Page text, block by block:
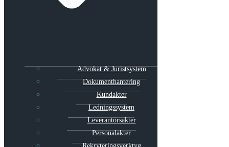
Advokat & Juristsystem
Dokumenthantering
Kundakter
Ledningssystem
Leverantörsakter
Personalakter